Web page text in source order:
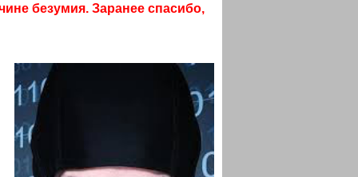
безумия. Заранее спасибо,